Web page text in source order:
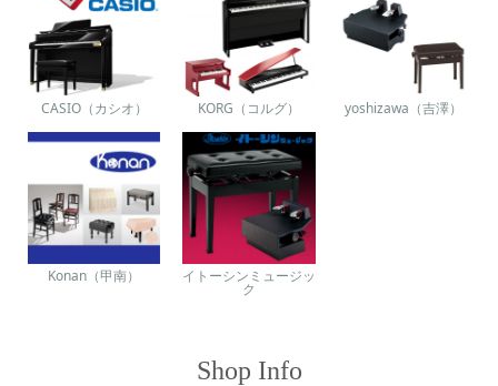
CASIO（カシオ） KORG（コルグ） yoshizawa（吉澤）
Konan（甲南） イトーシンミュージッ
ク
Shop Info